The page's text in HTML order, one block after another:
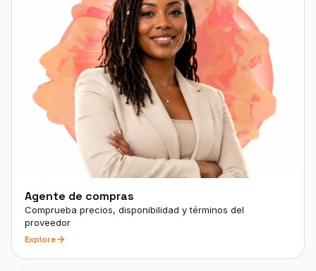
Agente de compras
Comprueba precios, disponibilidad y términos del
proveedor
Explore